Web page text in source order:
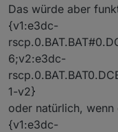
Das würde aber
{v1:e3dc-
6;v2:e3dc-
1-v2}
oder natürlich, wenn
{v1:e3dc-